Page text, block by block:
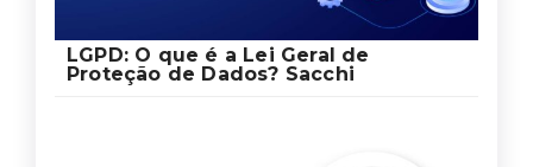
LGPD: O que é a Lei Geral de
Proteção de Dados? Sacchi